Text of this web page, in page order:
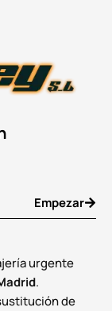
Empezar
urgente
.
de